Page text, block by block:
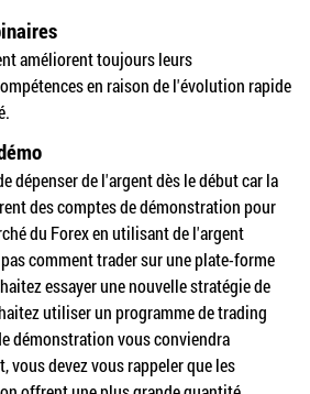
améliorent toujours leurs
en raison de l'évolution rapide
dépenser de l'argent dès le début car la
des comptes de démonstration pour
du Forex en utilisant de l'argent
comment trader sur une plate-forme
essayer une nouvelle stratégie de
utiliser un programme de trading
démonstration vous conviendra
vous devez vous rappeler que les